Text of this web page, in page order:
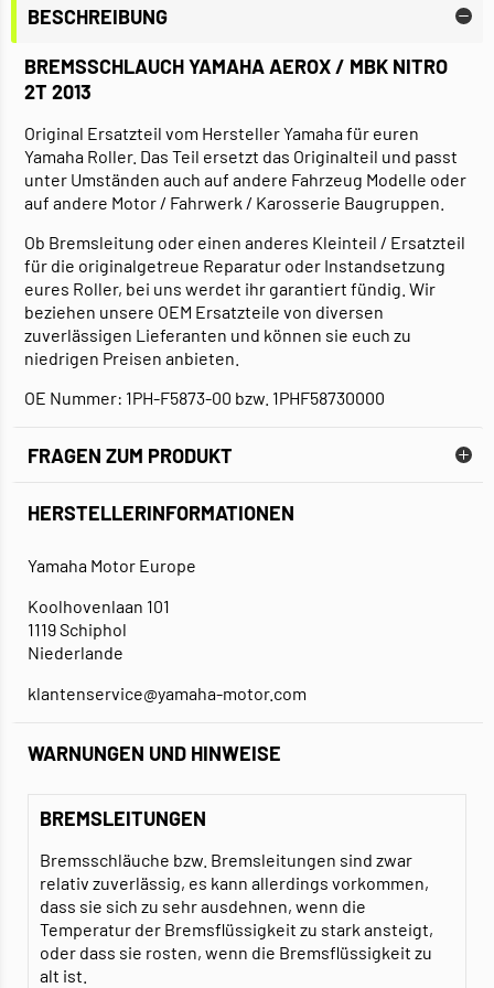
BESCHREIBUNG
BREMSSCHLAUCH YAMAHA AEROX / MBK NITRO
2T 2013
Original Ersatzteil vom Hersteller Yamaha für euren
Yamaha Roller. Das Teil ersetzt das Originalteil und passt
unter Umständen auch auf andere Fahrzeug Modelle oder
auf andere Motor / Fahrwerk / Karosserie Baugruppen.
Ob Bremsleitung oder einen anderes Kleinteil / Ersatzteil
für die originalgetreue Reparatur oder Instandsetzung
eures Roller, bei uns werdet ihr garantiert fündig. Wir
beziehen unsere OEM Ersatzteile von diversen
zuverlässigen Lieferanten und können sie euch zu
niedrigen Preisen anbieten.
OE Nummer: 1PH-F5873-00 bzw. 1PHF58730000
FRAGEN ZUM PRODUKT
HERSTELLERINFORMATIONEN
Yamaha Motor Europe
Koolhovenlaan 101
1119 Schiphol
Niederlande
klantenservice@yamaha-motor.com
WARNUNGEN UND HINWEISE
BREMSLEITUNGEN
Bremsschläuche bzw. Bremsleitungen sind zwar
relativ zuverlässig, es kann allerdings vorkommen,
dass sie sich zu sehr ausdehnen, wenn die
Temperatur der Bremsflüssigkeit zu stark ansteigt,
oder dass sie rosten, wenn die Bremsflüssigkeit zu
alt ist.